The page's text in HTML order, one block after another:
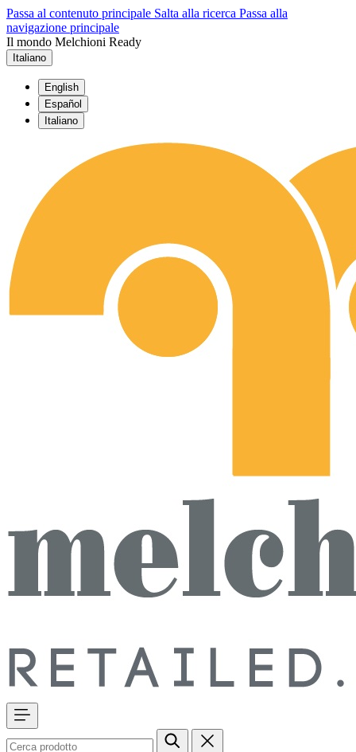
Passa al contenuto principale Salta alla ricerca Passa alla
navigazione principale
Il mondo Melchioni Ready
Italiano
English
Español
Italiano